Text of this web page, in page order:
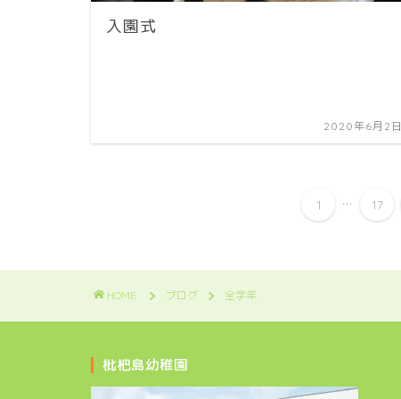
入園式
2020年6月2日
1 ... 17
HOME ブログ 全学年
枇杷島幼稚園